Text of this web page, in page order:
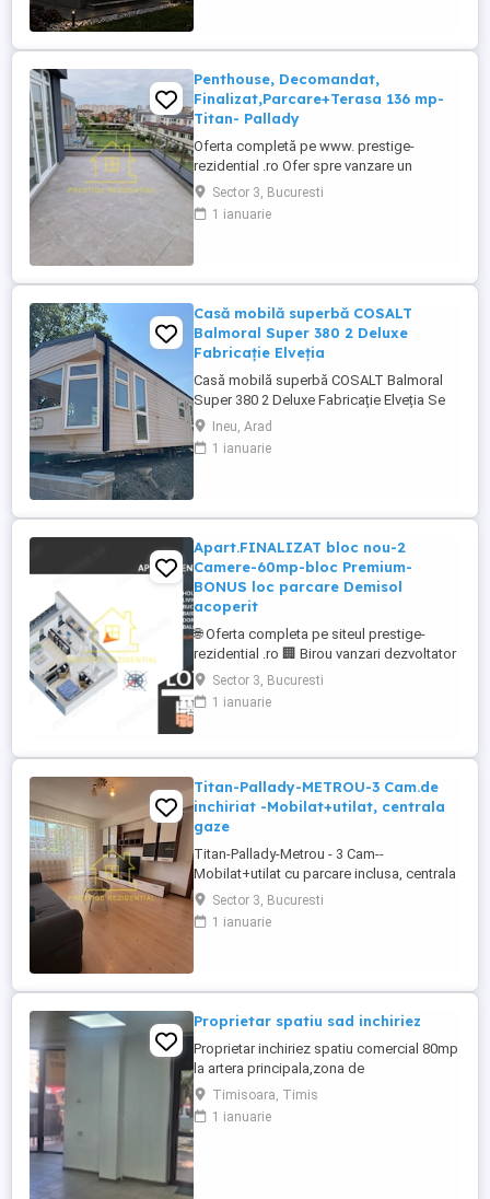
stradă secundară de numai aproximativ ...
Penthouse, Decomandat,
Finalizat,Parcare+Terasa 136 mp-
Titan- Pallady
Oferta completă pe www. prestige-
rezidential .ro Ofer spre vanzare un
apartament de 4 camere tip Penthouse, cu
o suprafata de 236 mp, cu Parcare
Subterana Inclusa, proiectul se afla in
cochet compus din 46 de apartamente ...
Sector 3, Bucuresti
1 ianuarie
Casă mobilă superbă COSALT
Balmoral Super 380 2 Deluxe
Fabricație Elveția
Casă mobilă superbă COSALT Balmoral
Super 380 2 Deluxe Fabricație Elveția Se
poate vedea în Orașul Ineu, Județ Arad
Suprafață totala 45mp 1 Living, 2
Dormitoare, Bucătărie, 1 baie cu cadă și
mobilată Centrală termică proprie ...
Ineu, Arad
1 ianuarie
Apart.FINALIZAT bloc nou-2
Camere-60mp-bloc Premium-
BONUS loc parcare Demisol
acoperit
🌐 Oferta completa pe siteul prestige-
rezidential .ro 🏢 Birou vanzari dezvoltator
– Comision 0% 📍 Localizare: Metrou
Nicolae Teclu - Titan - Pallady - Parcul
Teilor - Auchan Titan 💰 PRET PROMO
Sector 3, Bucuresti
1 ianuarie
Titan-Pallady-METROU-3 Cam.de
inchiriat -Mobilat+utilat, centrala
gaze
Titan-Pallady-Metrou - 3 Cam--
Mobilat+utilat cu parcare inclusa, centrala
proprie pe gaze 3 Camere cu bucatarie
separata. Liber - Mutare rapida. Titan -
Pallady - 10-12 minute metrou Teclu,
conditionat, centrala ...
Sector 3, Bucuresti
1 ianuarie
Proprietar spatiu sad inchiriez
Proprietar inchiriez spatiu comercial 80mp
la artera principala,zona de
blocuri,scoala...preț 1000EURO + 1 luna
garanție.tel.
Timisoara, Timis
1 ianuarie